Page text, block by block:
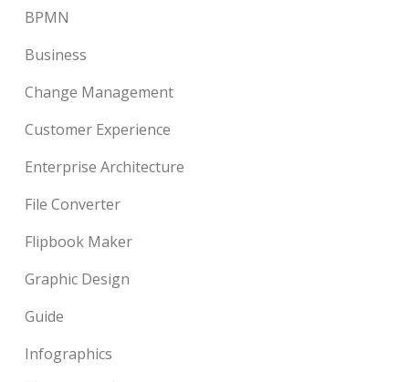
BPMN
Business
Change Management
Customer Experience
Enterprise Architecture
File Converter
Flipbook Maker
Graphic Design
Guide
Infographics